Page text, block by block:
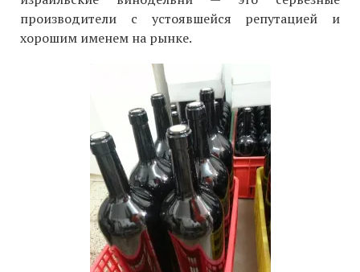
производители с устоявшейся репутацией и
хорошим именем на рынке.